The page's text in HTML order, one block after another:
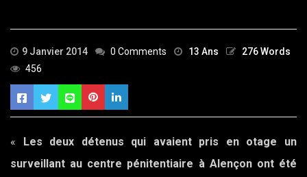
9 Janvier 2014 0 Comments 13 Ans
276 Words
456
«
Les deux détenus qui avaient pris en otage un
surveillant au centre pénitentiaire à Alençon ont été